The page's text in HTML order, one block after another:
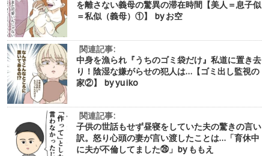
を離さない義母の驚異の滞在時間【美人＝息子似
＝私似（義母）①】 by お空
関連記事:
中身を漁られ『うちのゴミ袋だけ』私道に置き去
り！陰湿な嫌がらせの犯人は…【ゴミ出し監視の
家②】 by yuiko
関連記事:
子供の世話もせず昼寝をしていた夫の驚きの言い
訳。怒り心頭の妻が言い渡したことは…「育休中
に夫が不倫してました㉖」by ももえ